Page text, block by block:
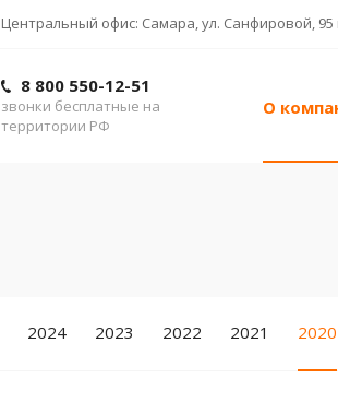
Центральный офис: Самара, ул. Санфировой, 95
8 800 550-12-51
звонки бесплатные на
территории РФ
О
2024 2023 2022 2021 2020